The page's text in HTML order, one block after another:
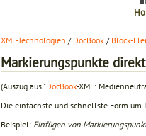
XML-Technologien / DocBook / Block-
Markierungspunkte
(Auszug aus "DocBook-XML:
Die einfachste und schnellste Form
Beispiel: Einfügen von